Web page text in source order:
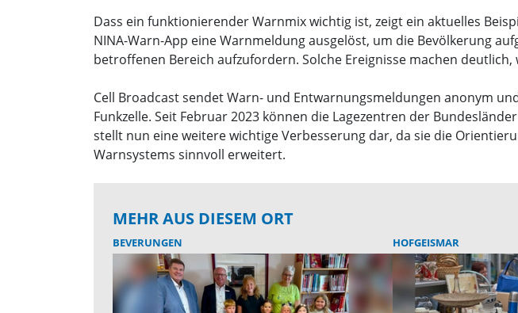
Dass ein funktionierender Warnmix wichtig ist, zeigt ein aktuelles
NINA-Warn-App eine Warnmeldung ausgelöst, um die Bevölkerung
betroffenen Bereich aufzufordern. Solche Ereignisse machen
Cell Broadcast sendet Warn- und Entwarnungsmeldungen anonym
Funkzelle. Seit Februar 2023 können die Lagezentren der
stellt nun eine weitere wichtige Verbesserung dar, da sie die
Warnsystems sinnvoll erweitert.
MEHR AUS DIESEM ORT
BEVERUNGEN HOFGEISMAR